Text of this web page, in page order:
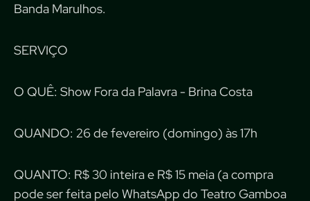
Banda Marulhos.
SERVIÇO
O QUÊ: Show Fora da Palavra - Brina Costa
QUANDO: 26 de fevereiro (domingo) às 17h
QUANTO: R$ 30 inteira e R$ 15 meia (a compra
pode ser feita pelo WhatsApp do Teatro Gamboa